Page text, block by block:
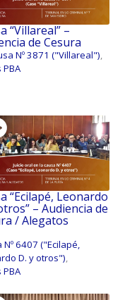
“Villareal” –
de Cesura
Nº 3871 ("Villareal"),
PBA
“Ecilapé, Leonardo
– Audiencia de
/ Alegatos
Nº 6407 ("Ecilapé,
D. y otros"),
PBA